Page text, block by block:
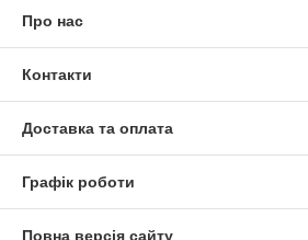
Про нас
Контакти
Доставка та оплата
Графік роботи
Повна версія сайту